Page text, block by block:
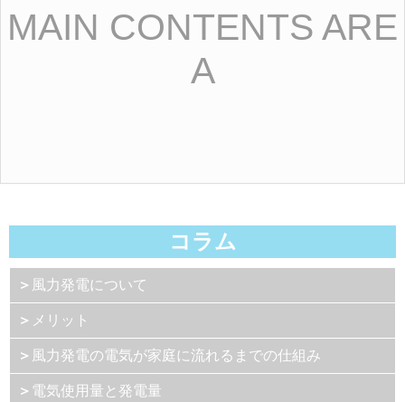
MAIN CONTENTS ARE
A
コラム
＞ 風力発電について
＞ メリット
＞ 風力発電の電気が家庭に流れるまでの仕組み
＞ 電気使用量と発電量